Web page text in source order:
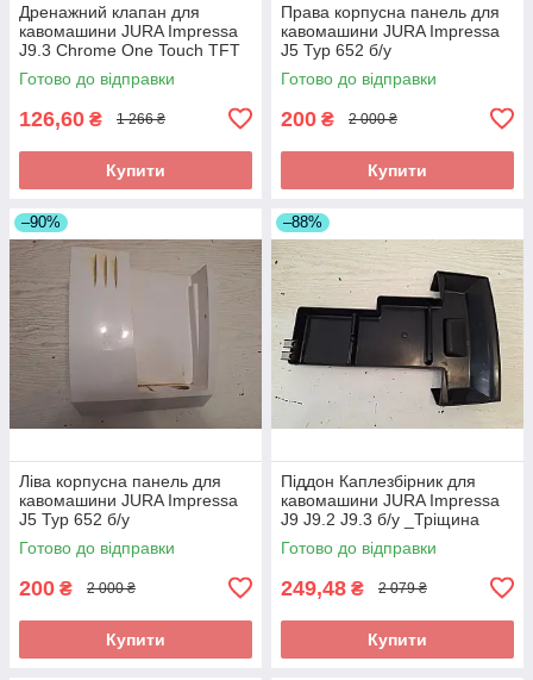
Дренажний клапан для
кавомашини JURA Impressa
J9.3 Chrome One Touch TFT
б/у_дефект
Готово до відправки
126,60 ₴ 1 266 ₴
Купити
Права корпусна панель для
кавомашини JURA Impressa
J5 Typ 652 б/у
Готово до відправки
200 ₴ 2 000 ₴
Купити
–90%
Ліва корпусна панель для
кавомашини JURA Impressa
J5 Typ 652 б/у
Готово до відправки
200 ₴ 2 000 ₴
Купити
–88%
Піддон Каплезбірник для
кавомашини JURA Impressa
J9 J9.2 J9.3 б/у _Тріщина
_дефект
Готово до відправки
249,48 ₴ 2 079 ₴
Купити